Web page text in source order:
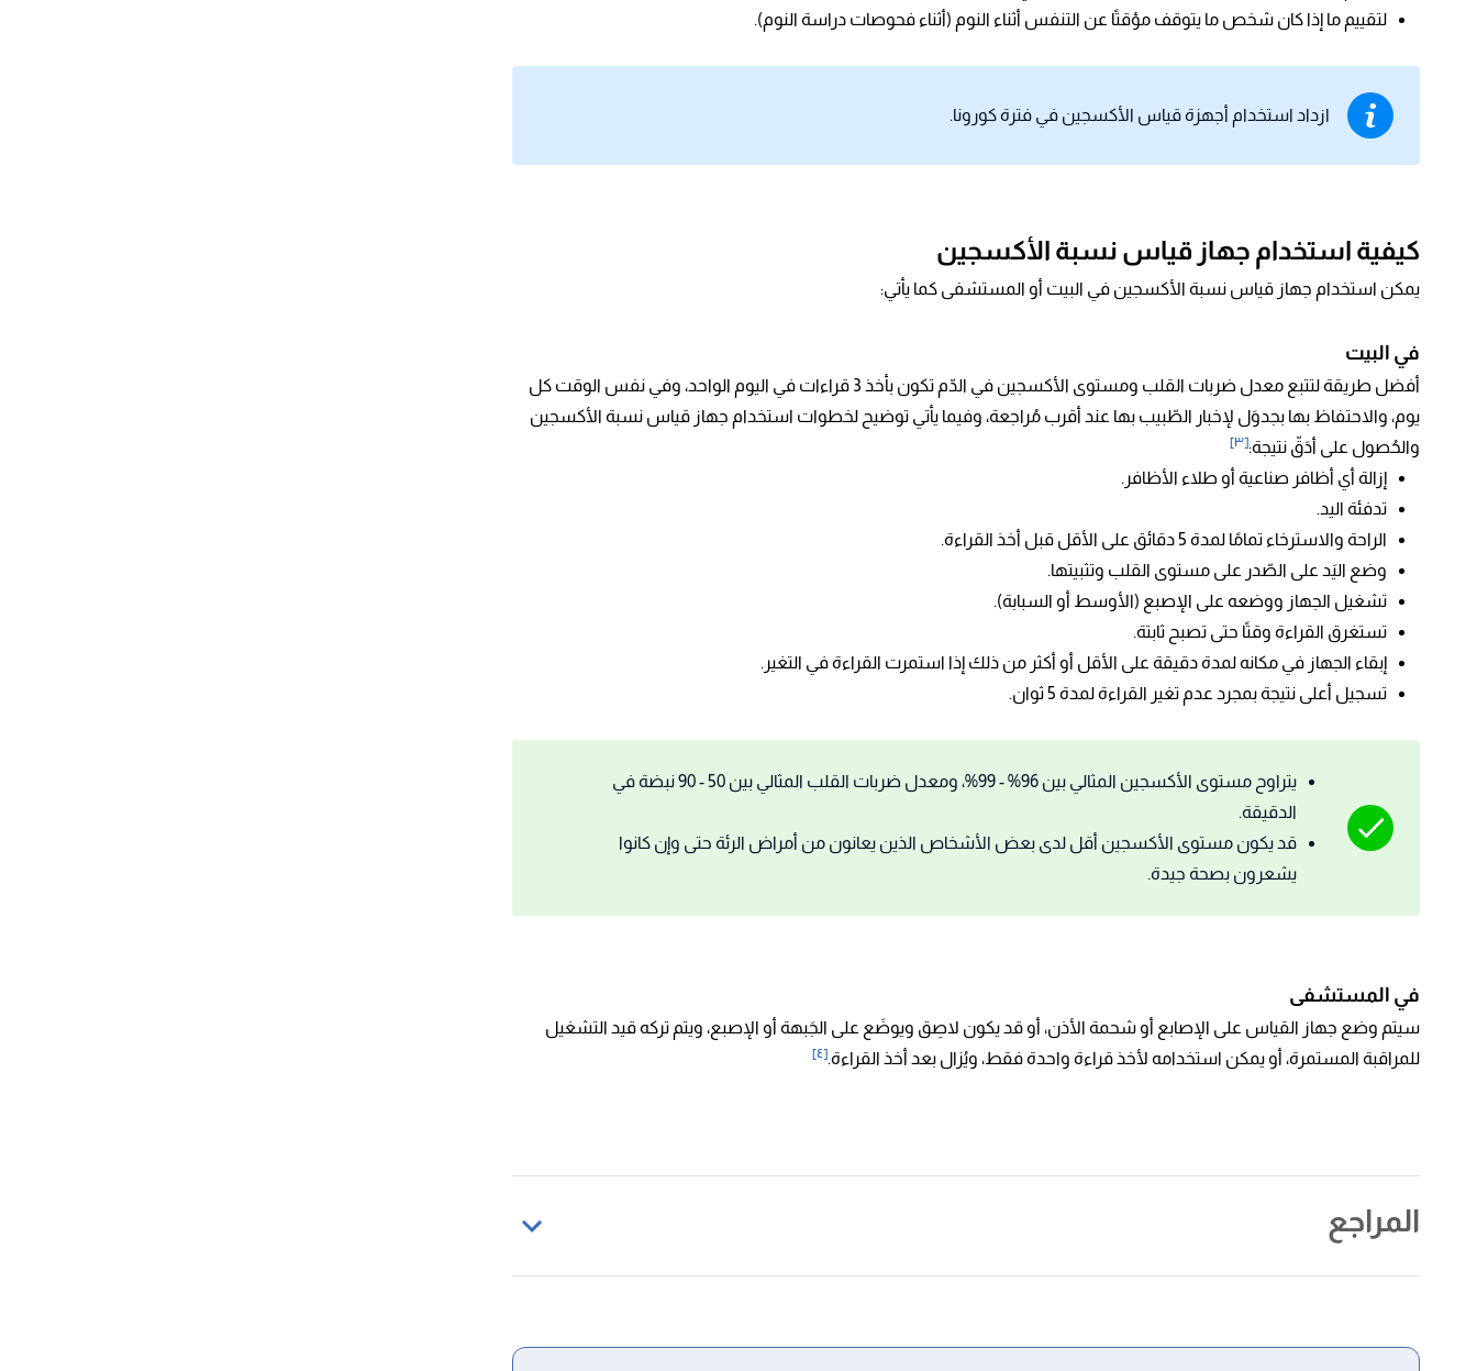
لتقييم ما إذا كان شخص ما يتوقف مؤقتًا عن التنفس أثناء النوم (أثناء فحوصات دراسة النوم).
ازداد استخدام أجهزة قياس الأكسجين في فترة كورونا.
كيفية استخدام جهاز قياس نسبة الأكسجين
يمكن استخدام جهاز قياس نسبة الأكسجين في البيت أو المستشفى كما يأتي:
في البيت
أفضل طريقة لتتبع معدل ضربات القلب ومستوى الأكسجين في الدّم تكون بأخذ 3 قراءات في اليوم الواحد، وفي نفس الوقت كل
يوم، والاحتفاظ بها بجدوَل لإخبار الطّبيب بها عند أقرب مُراجعة، وفيما يأتي توضيح لخطوات استخدام جهاز قياس نسبة الأكسجين
والحُصول على أدَقّ نتيجة:[٣]
إزالة أي أظافر صناعية أو طلاء الأظافر.
تدفئة اليد.
الراحة والاسترخاء تمامًا لمدة 5 دقائق على الأقل قبل أخذ القراءة.
وضع اليَد على الصّدر على مستوى القلب وتثبيتها.
تشغيل الجهاز ووضعه على الإصبع (الأوسط أو السبابة).
تستغرق القراءة وقتًا حتى تصبح ثابتة.
إبقاء الجهاز في مكانه لمدة دقيقة على الأقل أو أكثر من ذلك إذا استمرت القراءة في التغير.
تسجيل أعلى نتيجة بمجرد عدم تغير القراءة لمدة 5 ثوان.
يتراوح مستوى الأكسجين المثالي بين 96% - 99%، ومعدل ضربات القلب المثالي بين 50 - 90 نبضة في
الدقيقة.
قد يكون مستوى الأكسجين أقل لدى بعض الأشخاص الذين يعانون من أمراض الرئة حتى وإن كانوا
يشعرون بصحة جيدة.
في المستشفى
سيتم وضع جهاز القياس على الإصابع أو شحمة الأذن، أو قد يكون لاصِق ويوضَع على الجَبهة أو الإصبع، ويتم تركه قيد التشغيل
للمراقبة المستمرة، أو يمكن استخدامه لأخذ قراءة واحدة فقط، ويُزال بعد أخذ القراءة.[٤]
المراجع